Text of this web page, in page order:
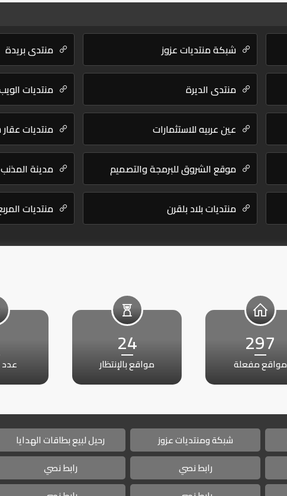
شبكة منتديات عزوز منتدى بريدة
منتدى الديرة منتديات
عين عربيه للاستثمارات منتديات
موقع الشروق للبرمجة والتصميم مدينة
منتديات بلاد بلقرن منتديات
297
مواقع مفعلة
24
مواقع بالإنتظار عدد
شبكة ومنتديات عزوز رحيل لبيع بطاقات الهدايا
رابط نصي رابط نصي